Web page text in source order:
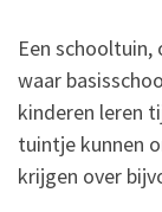
Een
waar
kinderen leren
tuintje kunnen
krijgen over